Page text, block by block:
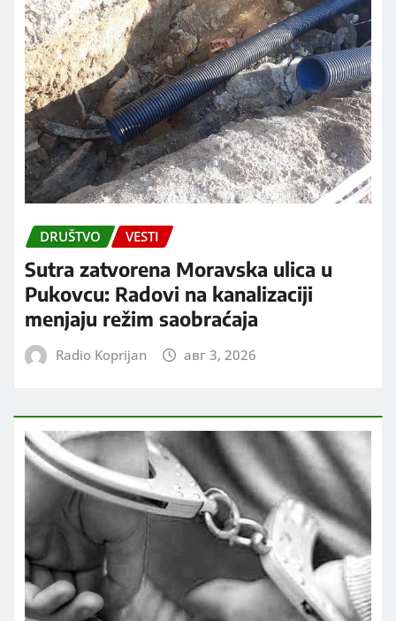
DRUŠTVO VESTI
Sutra zatvorena Moravska ulica u
Pukovcu: Radovi na kanalizaciji
menjaju režim saobraćaja
Radio Koprijan авг 3, 2026